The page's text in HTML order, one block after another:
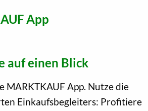
App
auf einen Blick
MARKTKAUF App. Nutze die
Einkaufsbegleiters: Profitiere